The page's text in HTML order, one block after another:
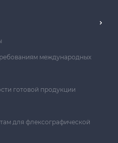
международных
готовой продукции
для флексографической